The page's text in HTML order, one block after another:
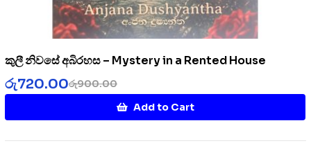
කුලී නිවසේ අබිරහස – Mystery in a Rented House
රු900.00
රු720.00
Add to Cart